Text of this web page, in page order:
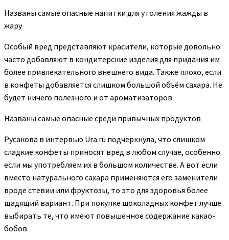
Названы самые опасные напитки для утоления жажды в
жару
Особый вред представляют красители, которые довольно
часто добавляют в кондитерские изделия для придания им
более привлекательного внешнего вида. Также плохо, если
в конфеты добавляется слишком большой объём сахара. Не
будет ничего полезного и от ароматизаторов.
Названы самые опасные среди привычных продуктов
Русакова в интервью Ura.ru подчеркнула, что слишком
сладкие конфеты приносят вред в любом случае, особенно
если мы употребляем их в большом количестве. А вот если
вместо натурального сахара применяются его заменители
вроде стевии или фруктозы, то это для здоровья более
щадящий вариант. При покупке шоколадных конфет лучше
выбирать те, что имеют повышенное содержание какао-
бобов.